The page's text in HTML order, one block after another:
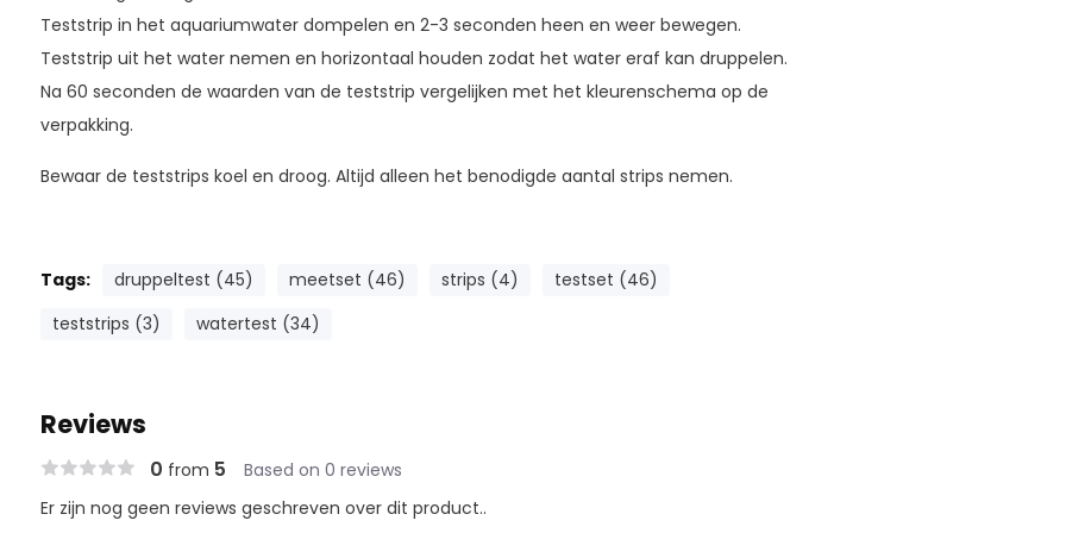
Teststrip in het aquariumwater dompelen en 2-3 seconden heen en weer bewegen.
Teststrip uit het water nemen en horizontaal houden zodat het water eraf kan druppelen.
Na 60 seconden de waarden van de teststrip vergelijken met het kleurenschema op de
verpakking.
Bewaar de teststrips koel en droog. Altijd alleen het benodigde aantal strips nemen.
Tags: druppeltest (45) meetset (46) strips (4)
testset (46)
teststrips (3)
watertest (34)
Reviews
0 from 5 Based on 0 reviews
Er zijn nog geen reviews geschreven over dit product..